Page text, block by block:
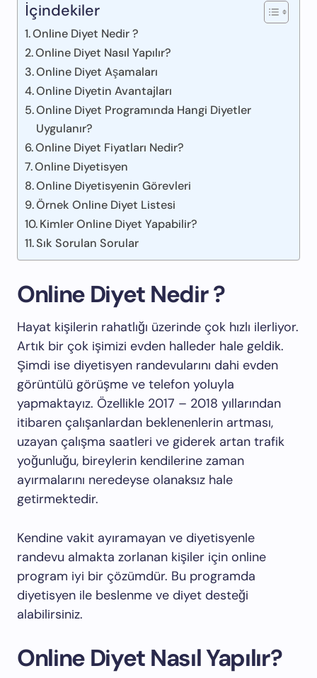
İçindekiler
Online Diyet Nedir ?
Online Diyet Nasıl Yapılır?
Online Diyet Aşamaları
Online Diyetin Avantajları
Online Diyet Programında Hangi Diyetler
Uygulanır?
Online Diyet Fiyatları Nedir?
Online Diyetisyen
Online Diyetisyenin Görevleri
Örnek Online Diyet Listesi
Kimler Online Diyet Yapabilir?
Sık Sorulan Sorular
Online Diyet Nedir ?
Hayat kişilerin rahatlığı üzerinde çok hızlı ilerliyor.
Artık bir çok işimizi evden halleder hale geldik.
Şimdi ise diyetisyen randevularını dahi evden
görüntülü görüşme ve telefon yoluyla
yapmaktayız. Özellikle 2017 – 2018 yıllarından
itibaren çalışanlardan beklenenlerin artması,
uzayan çalışma saatleri ve giderek artan trafik
yoğunluğu, bireylerin kendilerine zaman
ayırmalarını neredeyse olanaksız hale
getirmektedir.
Kendine vakit ayıramayan ve diyetisyenle
randevu almakta zorlanan kişiler için online
program iyi bir çözümdür. Bu programda
diyetisyen ile beslenme ve diyet desteği
alabilirsiniz.
Online Diyet Nasıl Yapılır?